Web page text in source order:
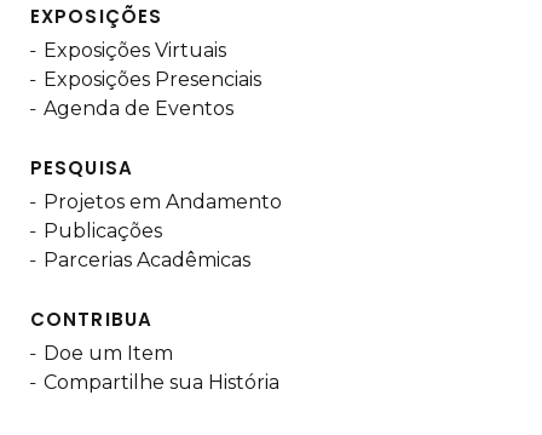
EXPOSIÇÕES
Exposições Virtuais
Exposições Presenciais
Agenda de Eventos
PESQUISA
Projetos em Andamento
Publicações
Parcerias Acadêmicas
CONTRIBUA
Doe um Item
Compartilhe sua História